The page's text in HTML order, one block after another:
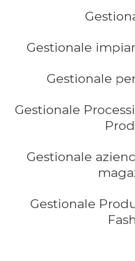
Gestionale
Gestionale
Gestionale
Gestionale
Gestionale